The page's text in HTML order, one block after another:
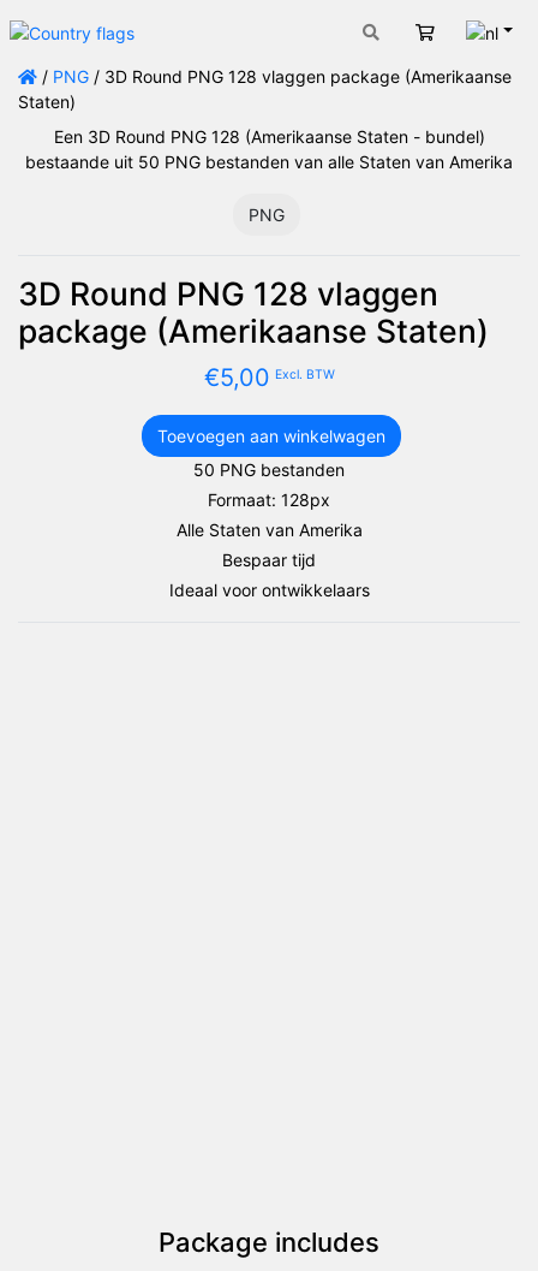
Winkelwagen
/ PNG / 3D Round PNG 128 vlaggen package (Amerikaanse
Staten)
Een 3D Round PNG 128 (Amerikaanse Staten - bundel)
bestaande uit 50 PNG bestanden van alle Staten van Amerika
PNG
3D Round PNG 128 vlaggen
package (Amerikaanse Staten)
€5,00 Excl. BTW
3D
(Amerikaanse
Toevoegen aan winkelwagen
50 PNG bestanden
Formaat: 128px
Alle Staten van Amerika
Bespaar tijd
Ideaal voor ontwikkelaars
Package includes